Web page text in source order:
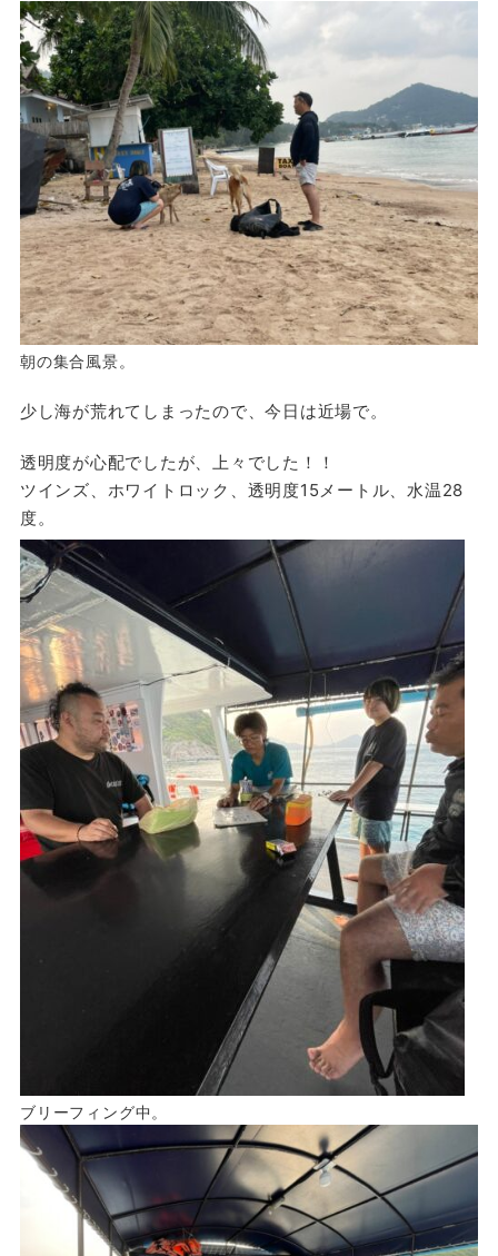
朝の集合風景。
少し海が荒れてしまったので、今日は近場で。
透明度が心配でしたが、上々でした！！
ツインズ、ホワイトロック、透明度15メートル、水温28
度。
ブリーフィング中。